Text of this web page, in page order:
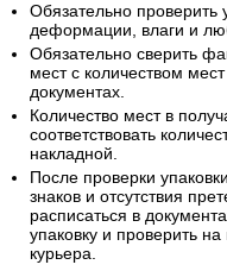
Обязательно проверить
деформации, влаги и
Обязательно сверить
мест с количеством
документах.
Количество мест в
соответствовать
накладной.
После проверки
знаков и отсутствия
расписаться в
упаковку и проверить
курьера.